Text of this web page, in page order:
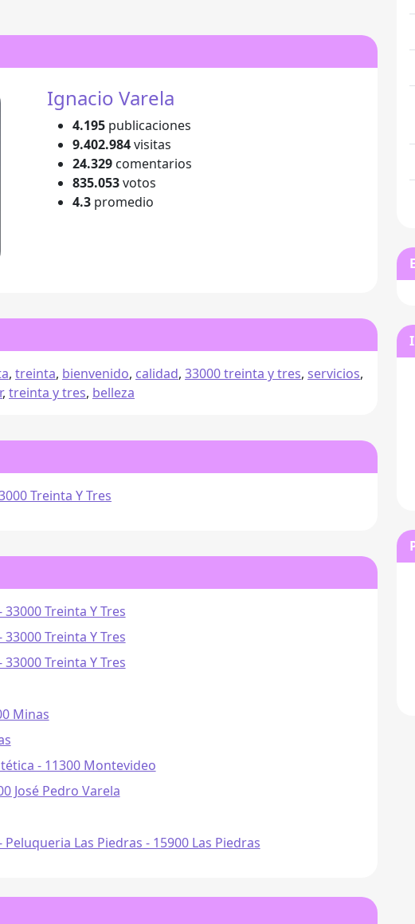
Ignacio Varela
4.195 publicaciones
9.402.984visitas
24.329 comentarios
835.053votos
4.3 promedio
, treinta, bienvenido, calidad, 33000 treinta y tres, servicios,
, treinta y tres, belleza
Treinta Y Tres
Treinta Y Tres
Treinta Y Tres
Treinta Y Tres
Minas
- 11300 Montevideo
José Pedro Varela
Las Piedras - 15900 Las Piedras